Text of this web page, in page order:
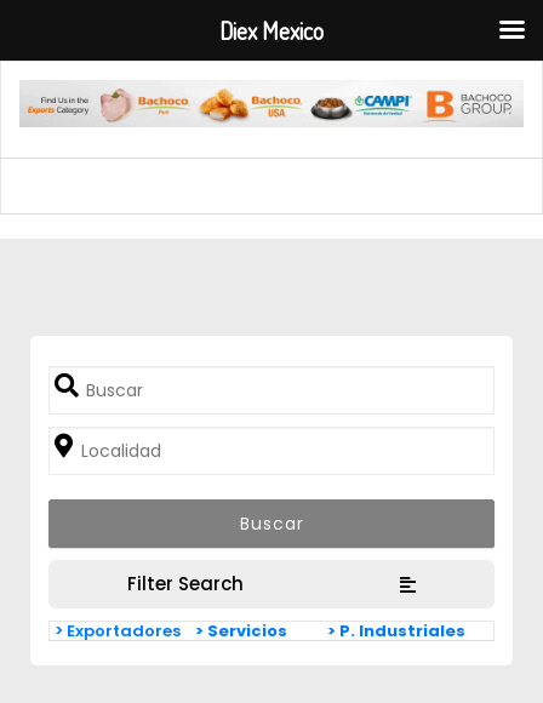
Filter Search
> Exportadores > Servicios > P. Industriales
Diex Mexico